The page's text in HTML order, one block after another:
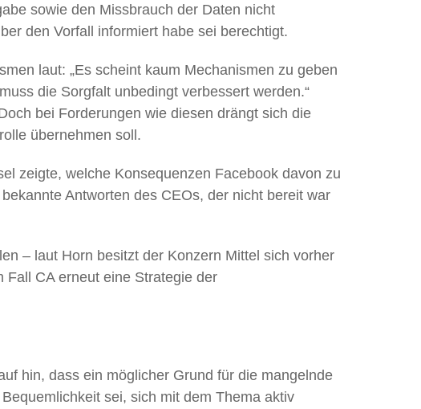
sowie den Missbrauch der Daten nicht
den Vorfall informiert habe sei berechtigt.
laut: „Es scheint kaum Mechanismen zu geben
die Sorgfalt unbedingt verbessert werden.“
bei Forderungen wie diesen drängt sich die
übernehmen soll.
zeigte, welche Konsequenzen Facebook davon zu
Antworten des CEOs, der nicht bereit war
– laut Horn besitzt der Konzern Mittel sich vorher
Fall CA erneut eine Strategie der
hin, dass ein möglicher Grund für die mangelnde
sei, sich mit dem Thema aktiv